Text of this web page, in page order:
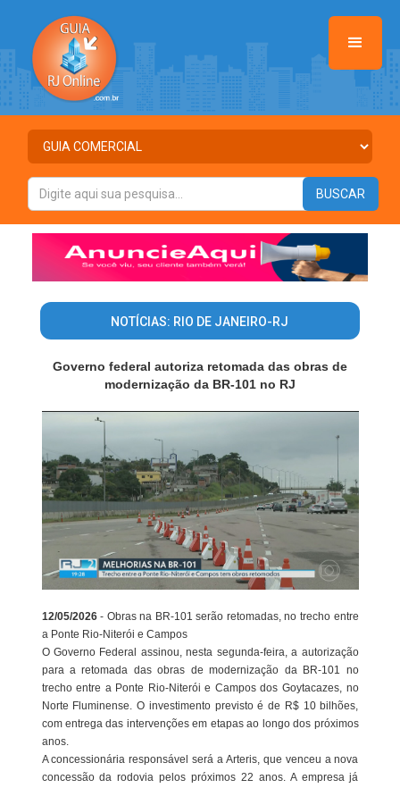
NOTÍCIAS: RIO DE JANEIRO-RJ
Governo federal autoriza retomada das obras de
modernização da BR-101 no RJ
12/05/2026- Obras na BR-101 serão retomadas, no trecho entre
a Ponte Rio-Niterói e Campos
O Governo Federal assinou, nesta segunda-feira, a autorização
para a retomada das obras de modernização da BR-101 no
trecho entre a Ponte Rio-Niterói e Campos dos Goytacazes, no
Norte Fluminense. O investimento previsto é de R$ 10 bilhões,
com entrega das intervenções em etapas ao longo dos próximos
anos.
A concessionária responsável será a Arteris, que venceu a nova
concessão da rodovia pelos próximos 22 anos. A empresa já